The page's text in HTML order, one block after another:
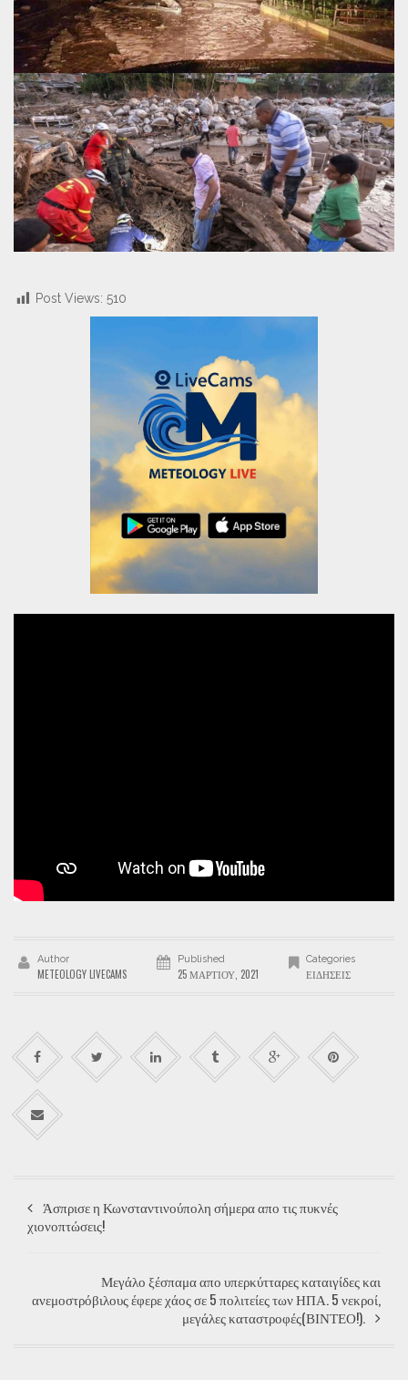
Post Views: 510
Author
METEOLOGY LIVECAMS
Published
25 ΜΑΡΤΊΟΥ, 2021
Categories
ΕΙΔΉΣΕΙΣ
Άσπρισε η Κωνσταντινούπολη σήμερα απο τις πυκνές
χιονοπτώσεις!
Μεγάλο ξέσπαμα απο υπερκύτταρες καταιγίδες και
ανεμοστρόβιλους έφερε χάος σε 5 πολιτείες των ΗΠΑ. 5 νεκροί,
μεγάλες καταστροφές(ΒΙΝΤΕΟ!).